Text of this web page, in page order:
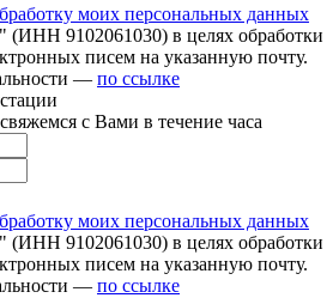
моих персональных данных
9102061030) в целях обработки
писем на указанную почту.
— по ссылке
с Вами в течение часа
моих персональных данных
9102061030) в целях обработки
писем на указанную почту.
— по ссылке